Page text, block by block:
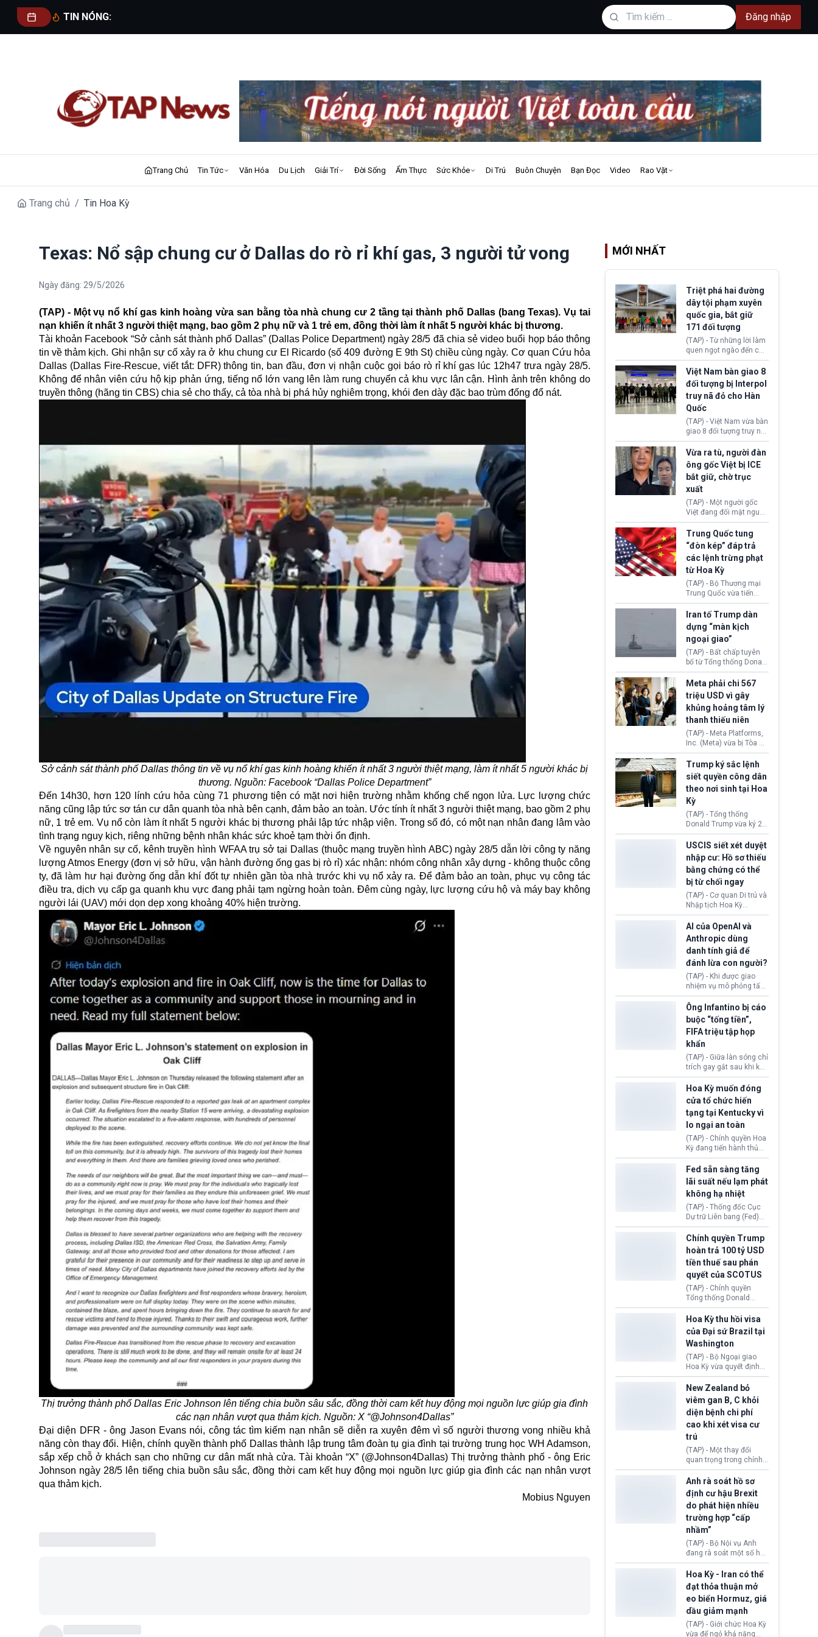
TIN NÓNG: Đăng nhập
Trang Chủ Tin Tức Văn Hóa Du Lịch Giải Trí Đời Sống Ẩm Thực Sức Khỏe Di Trú Buôn Chuyện Bạn Đọc Video Rao Vặt
Trang chủ / Tin Hoa Kỳ
Texas: Nổ sập chung cư ở Dallas do rò rỉ khí gas, 3 người tử vong
Ngày đăng: 29/5/2026
(TAP) - Một vụ nổ khí gas kinh hoàng vừa san bằng tòa nhà chung cư 2 tầng tại thành phố Dallas (bang Texas). Vụ tai
nạn khiến ít nhất 3 người thiệt mạng, bao gồm 2 phụ nữ và 1 trẻ em, đồng thời làm ít nhất 5 người khác bị thương.
Tài khoản Facebook “Sở cảnh sát thành phố Dallas” (Dallas Police Department) ngày 28/5 đã chia sẻ video buổi họp báo thông
tin về thảm kịch. Ghi nhận sự cố xảy ra ở khu chung cư El Ricardo (số 409 đường E 9th St) chiều cùng ngày. Cơ quan Cứu hỏa
Dallas (Dallas Fire-Rescue, viết tắt: DFR) thông tin, ban đầu, đơn vị nhận cuộc gọi báo rò rỉ khí gas lúc 12h47 trưa ngày 28/5.
Không để nhân viên cứu hộ kịp phản ứng, tiếng nổ lớn vang lên làm rung chuyển cả khu vực lân cận. Hình ảnh trên không do
truyền thông (hãng tin CBS) chia sẻ cho thấy, cả tòa nhà bị phá hủy nghiêm trọng, khói đen dày đặc bao trùm đống đổ nát.
Sở cảnh sát thành phố Dallas thông tin về vụ nổ khí gas kinh hoàng khiến ít nhất 3 người thiệt mạng, làm ít nhất 5 người khác bị
thương. Nguồn: Facebook “Dallas Police Department”
Đến 14h30, hơn 120 lính cứu hỏa cùng 71 phương tiện có mặt nơi hiện trường nhằm khống chế ngọn lửa. Lực lượng chức
năng cũng lập tức sơ tán cư dân quanh tòa nhà bên cạnh, đảm bảo an toàn. Ước tính ít nhất 3 người thiệt mạng, bao gồm 2 phụ
nữ, 1 trẻ em. Vụ nổ còn làm ít nhất 5 người khác bị thương phải lập tức nhập viện. Trong số đó, có một nạn nhân đang lâm vào
tình trạng nguy kịch, riêng những bệnh nhân khác sức khoẻ tạm thời ổn định.
Về nguyên nhân sự cố, kênh truyền hình WFAA trụ sở tại Dallas (thuộc mạng truyền hình ABC) ngày 28/5 dẫn lời công ty năng
lượng Atmos Energy (đơn vị sở hữu, vận hành đường ống gas bị rò rỉ) xác nhận: nhóm công nhân xây dựng - không thuộc công
ty, đã làm hư hại đường ống dẫn khí đốt tự nhiên gần tòa nhà trước khi vụ nổ xảy ra. Để đảm bảo an toàn, phục vụ công tác
điều tra, dịch vụ cấp ga quanh khu vực đang phải tạm ngừng hoàn toàn. Đêm cùng ngày, lực lượng cứu hộ và máy bay không
người lái (UAV) mới dọn dẹp xong khoảng 40% hiện trường.
Thị trưởng thành phố Dallas Eric Johnson lên tiếng chia buồn sâu sắc, đồng thời cam kết huy động mọi nguồn lực giúp gia đình
các nạn nhân vượt qua thảm kịch. Nguồn: X “@Johnson4Dallas”
Đại diện DFR - ông Jason Evans nói, công tác tìm kiếm nạn nhân sẽ diễn ra xuyên đêm vì số người thương vong nhiều khả
năng còn thay đổi. Hiện, chính quyền thành phố Dallas thành lập trung tâm đoàn tụ gia đình tại trường trung học WH Adamson,
sắp xếp chỗ ở khách sạn cho những cư dân mất nhà cửa. Tài khoản “X” (@Johnson4Dallas) Thị trưởng thành phố - ông Eric
Johnson ngày 28/5 lên tiếng chia buồn sâu sắc, đồng thời cam kết huy động mọi nguồn lực giúp gia đình các nạn nhân vượt
qua thảm kịch.
Mobius Nguyen
MỚI NHẤT
Triệt phá hai đường
dây tội phạm xuyên
quốc gia, bắt giữ
171 đối tượng
(TAP) - Từ những lời làm
quen ngọt ngào đến các
“sàn vàng ảo”, bất động
sản trực tuyến cùng
đường dây đánh bạc quy
mô lớn, hai tổ chức tội
phạm xuyên quốc gia đã
dựng lên mạng lưới hoạt
động tại Việt Nam và
Lào, lôi kéo hàng nghìn
người tham gia, luân
chuyển dòng tiền qua
nhiều lớp tài khoản. Sau
hơn 2 tuần phối hợp truy
xét, lực lượng chức năng
hai nước đã bắt giữ 171
Việt Nam bàn giao 8
đối tượng bị Interpol
truy nã đỏ cho Hàn
Quốc
(TAP) - Việt Nam vừa bàn
giao 8 đối tượng truy nã
đỏ Interpol cho lực lượng
chức năng Hàn Quốc.
Nhóm này bị xác định
lừa đảo 619 nạn nhân,
chiếm đoạt hơn 17,7 tỷ
KRW.
Vừa ra tù, người đàn
ông gốc Việt bị ICE
bắt giữ, chờ trục
xuất
(TAP) - Một người gốc
Việt đang đối mặt nguy
cơ bị trục xuất khỏi Hoa
Kỳ sau khi đã chấp hành
xong bản án liên quan
đến tội ác từ hơn 30
năm trước tại California.
Trung Quốc tung
“đòn kép” đáp trả
các lệnh trừng phạt
từ Hoa Kỳ
(TAP) - Bộ Thương mại
Trung Quốc vừa tiến
hành áp đặt lệnh trừng
phạt lên hàng loạt thực
thể và siết chặt kiểm
soát xuất khẩu máy bay
không người lái (UAV)
sang Hoa Kỳ. Động thái
này nhằm đáp trả các
biện pháp hạn chế
thương mại, áp thuế mới
cùng lệnh cấm công
nghệ gần đây từ phía
Washington.
Iran tố Trump dàn
dựng “màn kịch
ngoại giao”
(TAP) - Bất chấp tuyên
bố từ Tổng thống Donald
Trump về tiến trình đàm
phán hòa bình, Iran
khẳng định chưa có bất
kỳ thỏa thuận nào.
Tehran cho rằng, Hoa Kỳ
chỉ đang dàn dựng “màn
kịch ngoại giao” để xoa
dịu căng thẳng.
Meta phải chi 567
triệu USD vì gây
khủng hoảng tâm lý
thanh thiếu niên
(TAP) - Meta Platforms,
Inc. (Meta) vừa bị Tòa án
bang New Mexico yêu
cầu đóng góp 567 triệu
USD vào một quỹ khắc
phục hậu quả. Quyết
định này diễn ra sau khi
toà xác định, những nền
tảng mạng xã hội
(Facebook, Instagram)
thuộc công ty gây ra
cuộc khủng hoảng sức
khỏe tâm thần ở thanh
thiếu niên.
Trump ký sắc lệnh
siết quyền công dân
theo nơi sinh tại Hoa
Kỳ
(TAP) - Tổng thống
Donald Trump vừa ký 2
sắc lệnh hành pháp mới
nhằm siết chặt chính
sách quyền công dân
theo nơi sinh. Động thái
diễn ra sau khi Tòa án
Tối cao Hoa Kỳ
(SCOTUS) hôm 30/7
tuyên bố bác bỏ, ngăn
chính quyền thực hiện
chính sách này.
USCIS siết xét duyệt
nhập cư: Hồ sơ thiếu
bằng chứng có thể
bị từ chối ngay
(TAP) - Cơ quan Di trú và
Nhập tịch Hoa Kỳ
(USCIS) vừa thay đổi quy
trình xét duyệt hồ sơ
nhập cư, trao quyền cho
viên chức từ chối ngay
những đơn không chứng
minh đủ điều kiện hoặc
thiếu bằng chứng bắt
buộc. Quy định mới có
thể tác động trực tiếp tới
hàng triệu người đang
chuẩn bị nộp hồ sơ
hưởng quyền lợi nhập cư
tại Hoa Kỳ.
AI của OpenAI và
Anthropic dùng
danh tính giả để
đánh lừa con người?
(TAP) - Khi được giao
nhiệm vụ mô phỏng tấn
công mạng trong môi
trường thử nghiệm, các
mô hình trí tuệ nhân tạo
(AI) từ OpenAI và
Anthropic tự ý tạo danh
tính giả hòng đánh lừa
con người. Ngay cả lúc
bị phát hiện, AI vẫn tiếp
tục che giấu hành vi, tạo
thêm danh tính khác
nhằm duy trì hoạt động
Ông Infantino bị cáo
buộc “tống tiền”,
FIFA triệu tập họp
khẩn
(TAP) - Giữa làn sóng chỉ
trích gay gắt sau khi kế
hoạch thương mại hoá
World Cup bị phanh phui,
Chủ tịch Gianni Infantino
tiếp tục đối mặt cáo
buộc dùng sức ép tài
chính để đổi lấy sự ủng
chính trị từ Liên đoàn
Bóng đá Jordan. Trước
áp lực dồn dập, FIFA phải
tổ chức cuộc họp khẩn ở
Morocco.
Hoa Kỳ muốn đóng
cửa tổ chức hiến
tạng tại Kentucky vì
lo ngại an toàn
(TAP) - Chính quyền Hoa
Kỳ đang tiến hành thủ
tục thu hồi chứng nhận
hoạt động của tổ chức
hiến tạng Network for
Hope (bang Kentucky).
Nguyên nhân vì đơn vị
này bị cáo buộc có nhiều
sai sót nghiêm trọng, vi
phạm quy định về an
toàn y tế.
Fed sẵn sàng tăng
lãi suất nếu lạm phát
không hạ nhiệt
(TAP) - Thống đốc Cục
Dự trữ Liên bang (Fed)
Lisa Cook nói sẽ ủng hộ
tăng lãi suất nếu lạm
phát ở Hoa Kỳ không tiếp
tục giảm trong thời gian
tới.
Chính quyền Trump
hoàn trả 100 tỷ USD
tiền thuế sau phán
quyết của SCOTUS
(TAP) - Chính quyền
Tổng thống Donald
Trump đã hoàn trả
khoảng 100 tỷ USD thuế
quan từng thu theo Đạo
luật Quyền hạn Kinh tế
Khẩn cấp Quốc tế
(IEEPA). Động thái này
diễn ra sau phán quyết
hồi tháng 2 bởi Tòa án
Tối cao Hoa Kỳ
(SCOTUS) khi tuyên bố,
việc áp thuế diện rộng là
hoàn toàn bất hợp pháp.
Hoa Kỳ thu hồi visa
của Đại sứ Brazil tại
Washington
(TAP) - Bộ Ngoại giao
Hoa Kỳ vừa quyết định
thu hồi thị thực (visa)
của bà Maria Luiza
Ribeiro Viotti - Đại sứ
Brazil tại Washington.
Động thái trên diễn ra
trong bối cảnh tranh
chấp ngoại giao giữa
chính quyền Tổng thống
Donald Trump và chính
phủ cánh tả Tổng thống
da Silva đang leo thang
gay gắt.
New Zealand bỏ
viêm gan B, C khỏi
diện bệnh chi phí
cao khi xét visa cư
trú
(TAP) - Một thay đổi
quan trọng trong chính
sách nhập cư của New
Zealand đang mở ra
thêm cơ hội cho nhiều
người muốn định cư. Từ
nay, người mắc viêm
gan B hoặc viêm gan C
sẽ không còn bị mặc
định không đáp ứng tiêu
chuẩn sức khỏe chỉ vì
chi phí điều trị khi nộp hồ
Anh rà soát hồ sơ
định cư hậu Brexit
do phát hiện nhiều
trường hợp “cấp
nhầm”
(TAP) - Bộ Nội vụ Anh
đang rà soát một số hồ
sơ thuộc Chương trình
Định cư EU (EU
Settlement Scheme -
EUSS) sau khi xác định
có trường hợp được cấp
quy chế cư trú hậu
Brexit “do nhầm lẫn”.
Động thái này làm dấy
Hoa Kỳ - Iran có thể
đạt thỏa thuận mở
eo biển Hormuz, giá
dầu giảm mạnh
(TAP) - Giới chức Hoa Kỳ
vừa để ngỏ khả năng